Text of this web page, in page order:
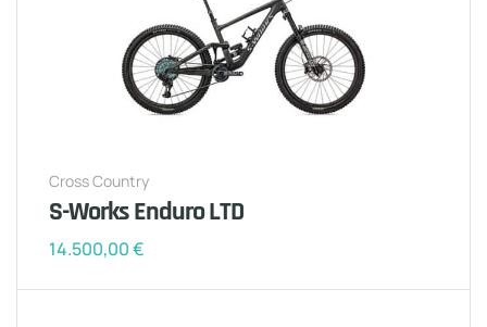
Cross Country
S-Works Enduro LTD
14.500,00€